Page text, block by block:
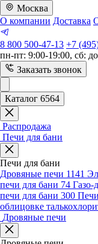
Москва
О компании Доставка
8 800 500-47-13 +7
пн-пт: 9:00-19:00, сб:
Заказать звонок
Каталог 6564
Распродажа
Печи для бани
Печи для бани
Дровяные печи 1141
печи для бани 74 Газо-
печи для бани 300
облицовке
Дровяные печи